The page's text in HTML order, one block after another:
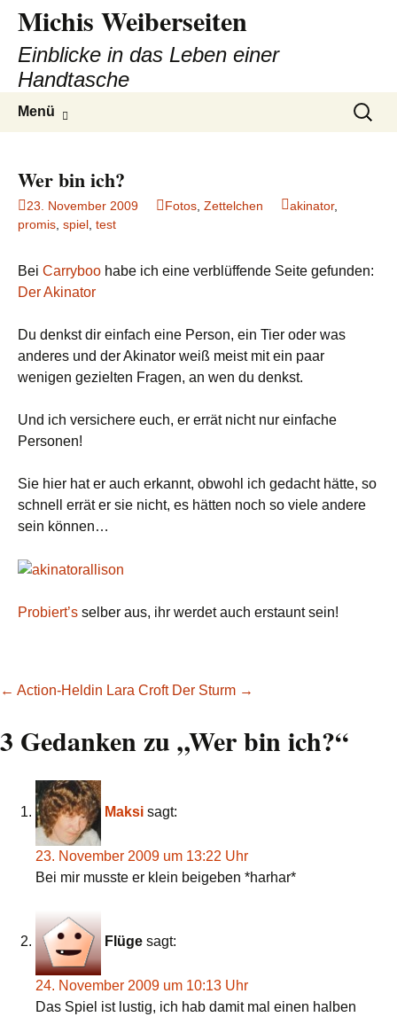
Michis Weiberseiten
Einblicke in das Leben einer
Handtasche
Menü
Suchen
nach:
Wer bin ich?
23. November 2009 Fotos Zettelchen akinator,
promis spiel test
Bei Carryboo habe ich eine verblüffende Seite gefunden:
Der Akinator
Du denkst dir einfach eine Person, ein Tier oder was
anderes und der Akinator weiß meist mit ein paar
wenigen gezielten Fragen, an wen du denkst.
Und ich versichere euch, er errät nicht nur einfache
Personen!
Sie hier hat er auch erkannt, obwohl ich gedacht hätte, so
schnell errät er sie nicht, es hätten noch so viele andere
sein können…
Probiert’s selber aus, ihr werdet auch erstaunt sein!
Beitragsnavigation
← Action-Heldin Lara Croft Der Sturm →
3 Gedanken zu „Wer bin ich?“
Maksi sagt:
23. November 2009 um 13:22 Uhr
Bei mir musste er klein beigeben *harhar*
Flüge sagt:
24. November 2009 um 10:13 Uhr
Das Spiel ist lustig, ich hab damit mal einen halben